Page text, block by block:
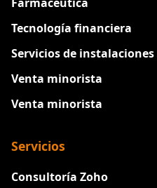
Tecnología financiera
Servicios de instalaciones
Venta minorista
Venta minorista
Servicios
Consultoría Zoho